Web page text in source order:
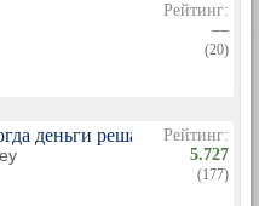
Рейтинг:
—
(20)
деньги решают всеРейтинг:
5.727
(177)